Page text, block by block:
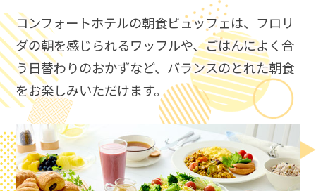
コンフォートホテルの朝食ビュッフェは、​ フロリ
ダの朝を感じられるワッフルや、ごはんによく合
う日替わりのおかずなど、​ バランスのとれた朝食
をお楽しみいただけます。​